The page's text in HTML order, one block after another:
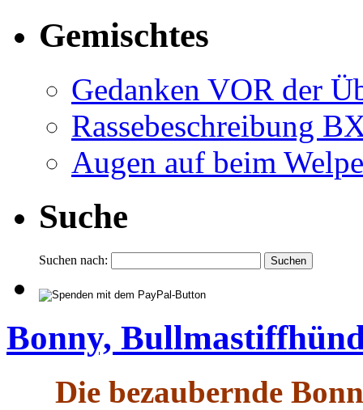
Gemischtes
Gedanken VOR der
Rassebeschreibung
Augen auf beim
Suche
Suchen nach:
Bonny,
Die bezaubernde